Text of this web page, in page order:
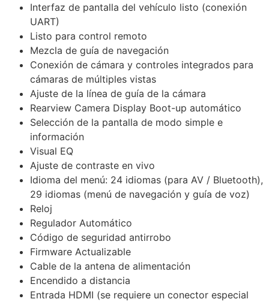
Interfaz de pantalla del vehículo listo (conexión
UART)
Listo para control remoto
Mezcla de guía de navegación
Conexión de cámara y controles integrados para
cámaras de múltiples vistas
Ajuste de la línea de guía de la cámara
Rearview Camera Display Boot-up automático
Selección de la pantalla de modo simple e
información
Visual EQ
Ajuste de contraste en vivo
Idioma del menú: 24 idiomas (para AV / Bluetooth),
29 idiomas (menú de navegación y guía de voz)
Reloj
Regulador Automático
Código de seguridad antirrobo
Firmware Actualizable
Cable de la antena de alimentación
Encendido a distancia
Entrada HDMI (se requiere un conector especial